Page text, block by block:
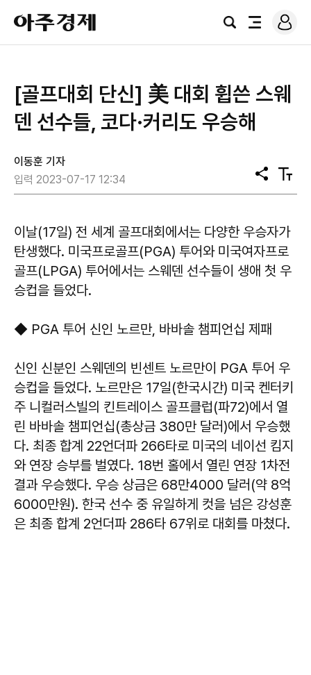
아
주
경
검
전
로
그
[골프대회 단신] 美 대회 휩쓴 스웨
덴 선수들, 코다·커리도 우승해
이동훈 기자
입력 2023-07-17 12:34
공
유
텍
스
기
이날(17일) 전 세계 골프대회에서는 다양한 우승자가
탄생했다. 미국프로골프(PGA) 투어와 미국여자프로
골프(LPGA) 투어에서는 스웨덴 선수들이 생애 첫 우
승컵을 들었다.
◆ PGA 투어 신인 노르만, 바바솔 챔피언십 제패
신인 신분인 스웨덴의 빈센트 노르만이 PGA 투어 우
승컵을 들었다. 노르만은 17일(한국시간) 미국 켄터키
주 니컬러스빌의 킨트레이스 골프클럽(파72)에서 열
린 바바솔 챔피언십(총상금 380만 달러)에서 우승했
다. 최종 합계 22언더파 266타로 미국의 네이선 킴지
와 연장 승부를 벌였다. 18번 홀에서 열린 연장 1차전
결과 우승했다. 우승 상금은 68만4000 달러(약 8억
6000만원). 한국 선수 중 유일하게 컷을 넘은 강성훈
은 최종 합계 2언더파 286타 67위로 대회를 마쳤다.